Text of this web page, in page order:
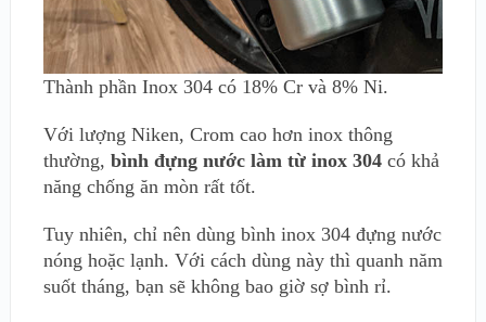
Thành phần Inox 304 có 18% Cr và 8% Ni.
Với lượng Niken, Crom cao hơn inox thông
thường, bình đựng nước làm từ inox 304có khả
năng chống ăn mòn rất tốt.
Tuy nhiên, chỉ nên dùng bình inox 304 đựng nước
nóng hoặc lạnh. Với cách dùng này thì quanh năm
suốt tháng, bạn sẽ không bao giờ sợ bình rỉ.